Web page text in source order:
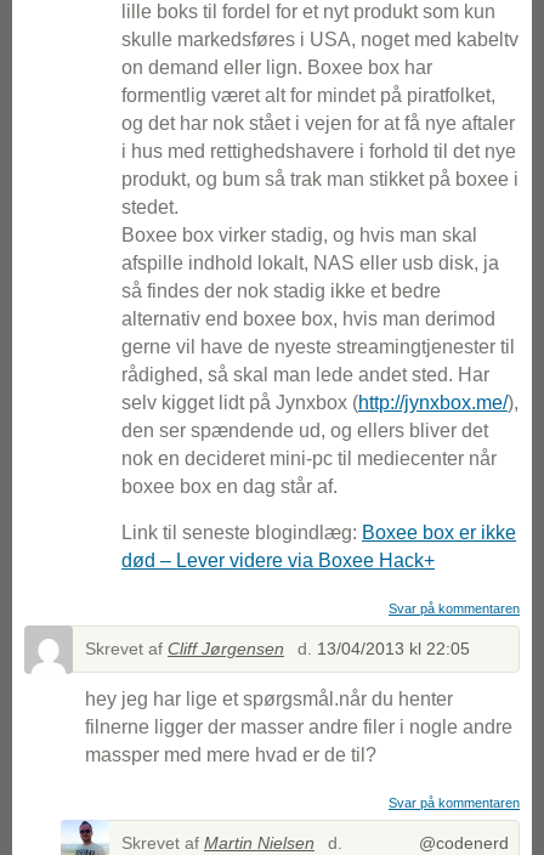
lille boks til fordel for et nyt produkt som kun
skulle markedsføres i USA, noget med kabeltv
on demand eller lign. Boxee box har
formentlig været alt for mindet på piratfolket,
og det har nok stået i vejen for at få nye aftaler
i hus med rettighedshavere i forhold til det nye
produkt, og bum så trak man stikket på boxee i
stedet.
Boxee box virker stadig, og hvis man skal
afspille indhold lokalt, NAS eller usb disk, ja
så findes der nok stadig ikke et bedre
alternativ end boxee box, hvis man derimod
gerne vil have de nyeste streamingtjenester til
rådighed, så skal man lede andet sted. Har
selv kigget lidt på Jynxbox (http://jynxbox.me/),
den ser spændende ud, og ellers bliver det
nok en decideret mini-pc til mediecenter når
boxee box en dag står af.
Link til seneste blogindlæg: Boxee box er ikke
død – Lever videre via Boxee Hack+
Svar på kommentaren
Skrevet af Cliff Jørgensen d. 13/04/2013 kl 22:05
hey jeg har lige et spørgsmål.når du henter
filnerne ligger der masser andre filer i nogle andre
massper med mere hvad er de til?
Svar på kommentaren
Skrevet af Martin Nielsen @codenerd
d.